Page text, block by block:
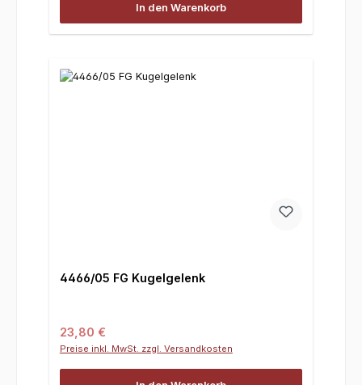
In den Warenkorb
4466/05 FG Kugelgelenk
Regulärer Preis:
23,80 €
Preise inkl. MwSt. zzgl. Versandkosten